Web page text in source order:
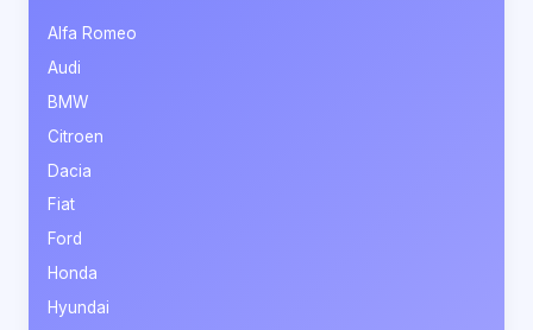
Alfa Romeo
Audi
BMW
Citroen
Dacia
Fiat
Ford
Honda
Hyundai